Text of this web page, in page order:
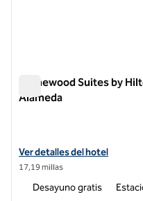
Homewood Suites by
Alameda
Homewood Suites by
Ver detalles del hotel
Ver detalles del hotel
17,19 millas
Desayuno gratis